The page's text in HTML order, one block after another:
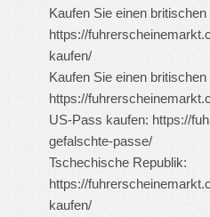
Kaufen Sie einen
https://
kaufen/
Kaufen Sie einen
https://
US-Pass kaufen: https://
gefalschte-passe/
Tschechische Republik:
https://
kaufen/